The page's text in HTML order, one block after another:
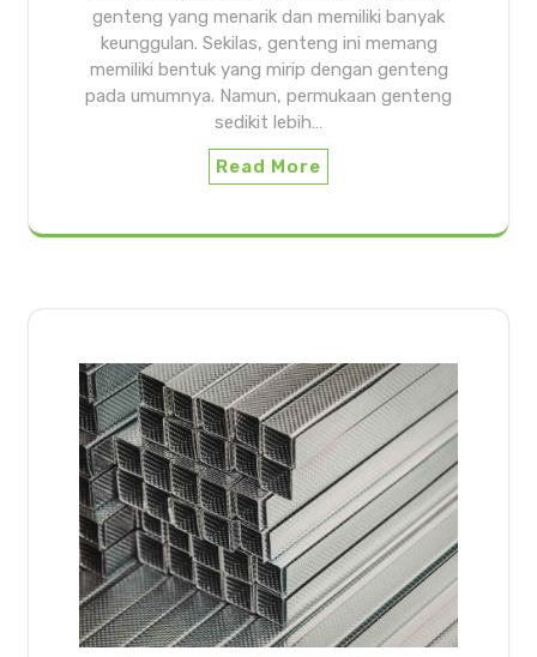
genteng yang menarik dan memiliki banyak
keunggulan. Sekilas, genteng ini memang
memiliki bentuk yang mirip dengan genteng
pada umumnya. Namun, permukaan genteng
sedikit lebih…
Read More